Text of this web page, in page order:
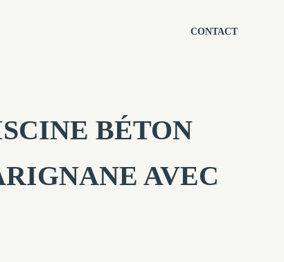
CONTACT
BÉTON
AVEC